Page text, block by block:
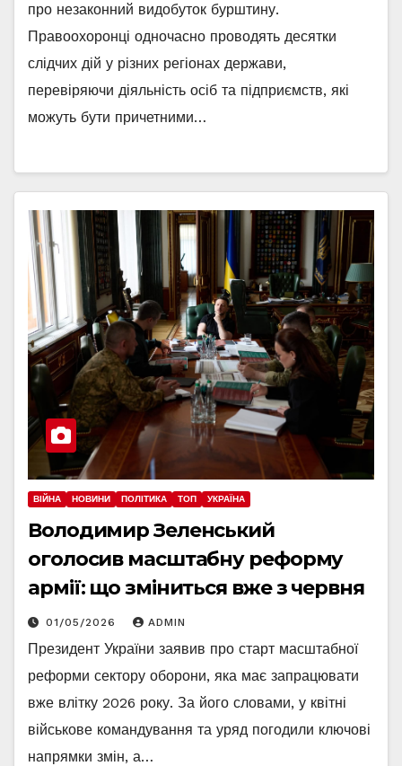
про незаконний видобуток бурштину.
Правоохоронці одночасно проводять десятки
слідчих дій у різних регіонах держави,
перевіряючи діяльність осіб та підприємств, які
можуть бути причетними…
ВІЙНА НОВИНИ ПОЛІТИКА ТОП УКРАЇНА
Володимир Зеленський
оголосив масштабну реформу
армії: що зміниться вже з червня
01/05/2026 ADMIN
Президент України заявив про старт масштабної
реформи сектору оборони, яка має запрацювати
вже влітку 2026 року. За його словами, у квітні
військове командування та уряд погодили ключові
напрямки змін, а…